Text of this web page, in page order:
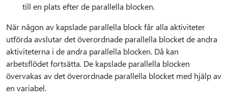
till en plats efter de parallella blocken.
När någon av kapslade parallella block får alla aktiviteter
utförda avslutar det överordnade parallella blocket de andra
aktiviteterna i de andra parallella blocken. Då kan
arbetsflödet fortsätta. De kapslade parallella blocken
övervakas av det överordnade parallella blocket med hjälp av
en variabel.